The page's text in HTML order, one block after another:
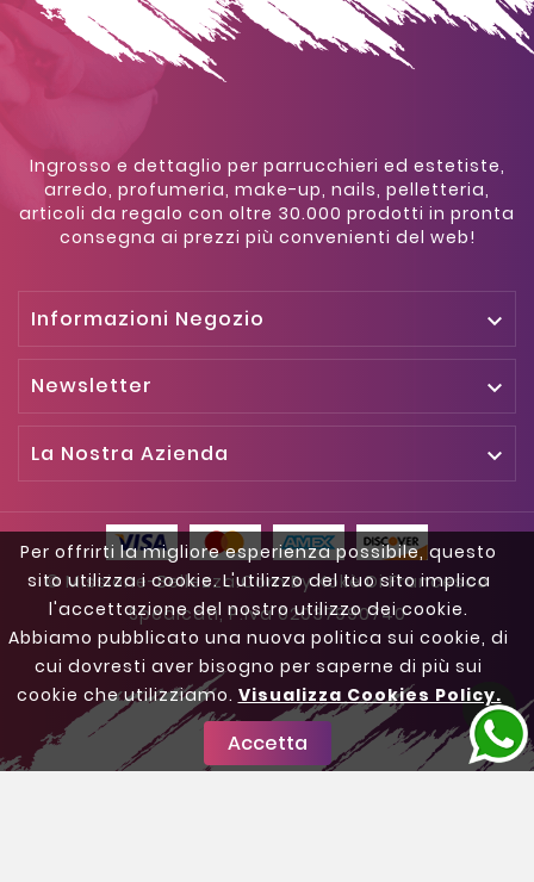
Per offrirti la migliore esperienza possibile, questo
sito utilizza i cookie. L'utilizzo del tuo sito implica
l'accettazione del nostro utilizzo dei cookie.
Abbiamo pubblicato una nuova politica sui cookie, di
cui dovresti aver bisogno per saperne di più sui
cookie che utilizziamo. Visualizza Cookies Policy.
Accetta
Ingrosso e dettaglio per parrucchieri ed estetiste,
arredo, profumeria, make-up, nails, pelletteria,
articoli da regalo con oltre 30.000 prodotti in pronta
consegna ai prezzi più convenienti del web!
Informazioni Negozio 
Newsletter 
La Nostra Azienda 

© Missione-Bellezza.com By Kokè Di Francesco
Spedicati, P.iva 02037990740